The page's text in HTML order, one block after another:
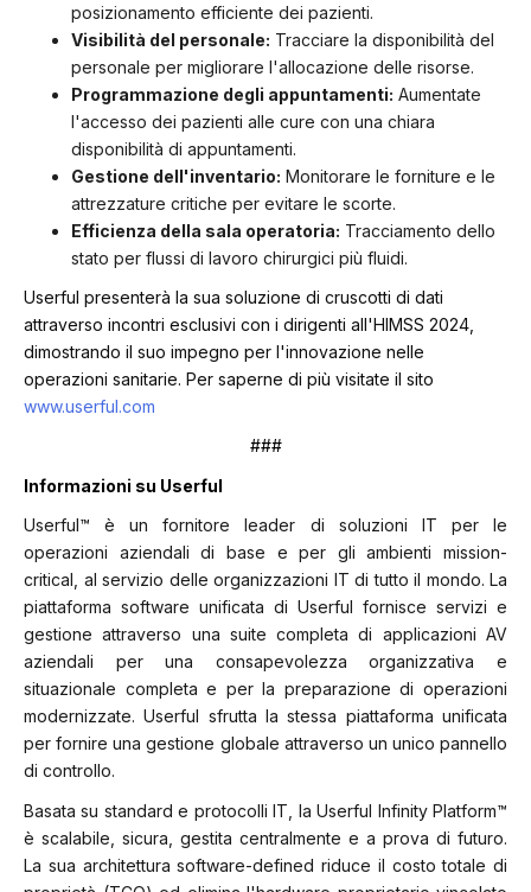
posizionamento efficiente dei pazienti.
Visibilità del personale: Tracciare la disponibilità del
personale per migliorare l'allocazione delle risorse.
Programmazione degli appuntamenti: Aumentate
l'accesso dei pazienti alle cure con una chiara
disponibilità di appuntamenti.
Gestione dell'inventario: Monitorare le forniture e le
attrezzature critiche per evitare le scorte.
Efficienza della sala operatoria: Tracciamento dello
stato per flussi di lavoro chirurgici più fluidi.
Userful presenterà la sua soluzione di cruscotti di dati
attraverso incontri esclusivi con i dirigenti all'HIMSS 2024,
dimostrando il suo impegno per l'innovazione nelle
operazioni sanitarie. Per saperne di più visitate il sito
www.userful.com
###
Informazioni su Userful
Userful™ è un fornitore leader di soluzioni IT per le
operazioni aziendali di base e per gli ambienti mission-
critical, al servizio delle organizzazioni IT di tutto il mondo. La
piattaforma software unificata di Userful fornisce servizi e
gestione attraverso una suite completa di applicazioni AV
aziendali per una consapevolezza organizzativa e
situazionale completa e per la preparazione di operazioni
modernizzate. Userful sfrutta la stessa piattaforma unificata
per fornire una gestione globale attraverso un unico pannello
di controllo.
Basata su standard e protocolli IT, la Userful Infinity Platform™
è scalabile, sicura, gestita centralmente e a prova di futuro.
La sua architettura software-defined riduce il costo totale di